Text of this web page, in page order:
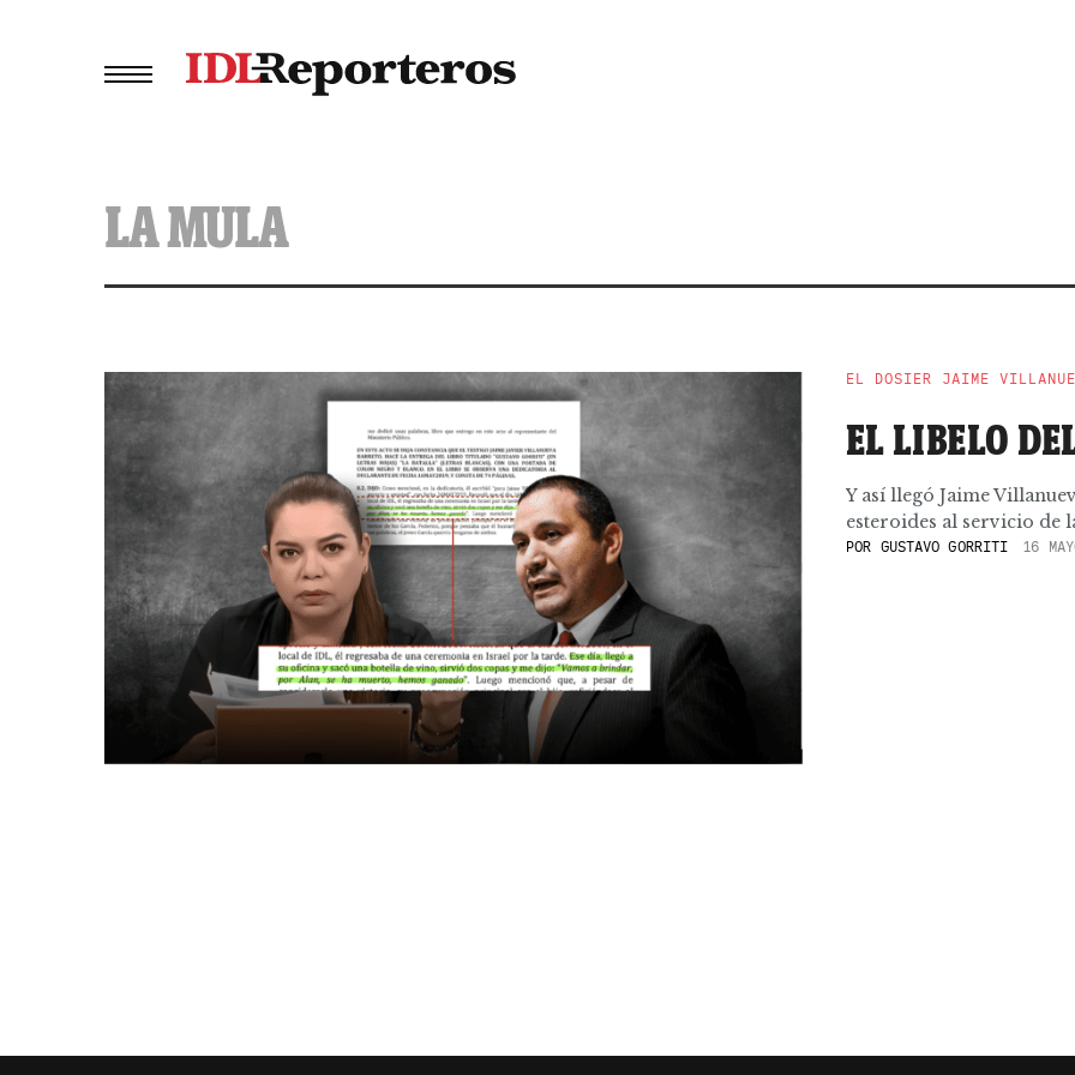
LA MULA
EL DOSIER JAIME
EL LIBELO
Y así llegó Jaime
esteroides al servicio de
POR GUSTAVO GORRITI 16